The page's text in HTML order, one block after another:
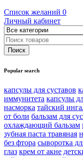
Список желаний 0
Личный кабинет
Popular search
капсулы для суставов
иммунитета капсулы
насморка тайский
от боли бальзам для
охлаждающий бальзам
зубная паста травяная
без фтора сыворотка
глаз крем от акне